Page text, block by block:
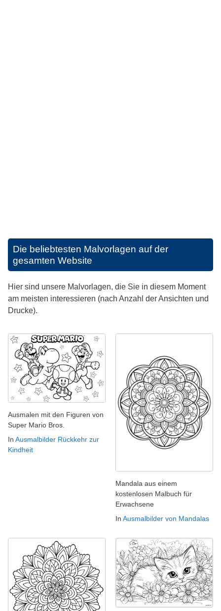
Die beliebtesten Malvorlagen auf der
gesamten Website
Hier sind unsere Malvorlagen, die Sie in diesem Moment
am meisten interessieren (nach Anzahl der Ansichten und
Drucke).
Ausmalen mit den Figuren von
Super Mario Bros.
In Ausmalbilder Rückkehr zur
Kindheit
Mandala aus einem
kostenlosen Malbuch für
Erwachsene
In Ausmalbilder von Mandalas